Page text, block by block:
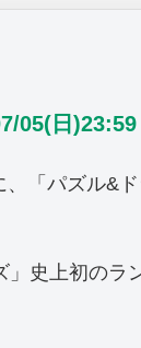
05(日)23:59
「パズル&
」史上初の